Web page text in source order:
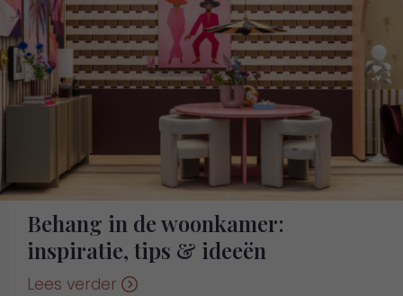
Behang in de woonkamer:
inspiratie, tips & ideeën
Lees verder